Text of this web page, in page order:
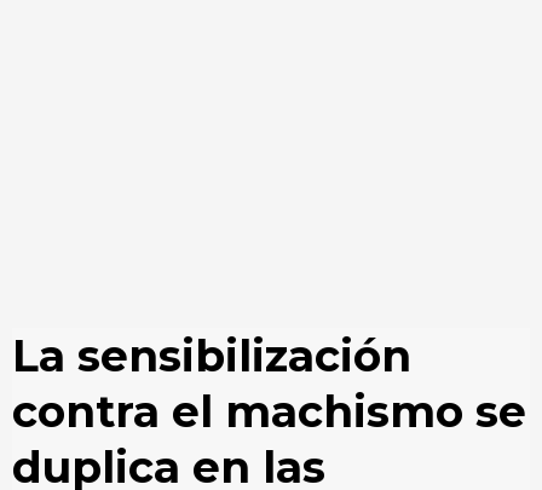
La sensibilización
contra el machismo se
duplica en las